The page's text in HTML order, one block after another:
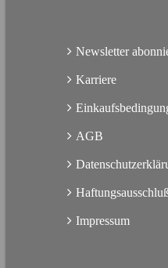
Newsletter
Karriere
AGB
Impressum